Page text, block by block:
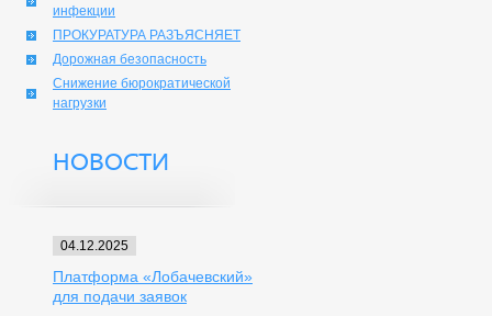
инфекции
ПРОКУРАТУРА РАЗЪЯСНЯЕТ
Дорожная безопасность
Снижение бюрократической
нагрузки
НОВОСТИ
04.12.2025
Платформа «Лобачевский»
для подачи заявок